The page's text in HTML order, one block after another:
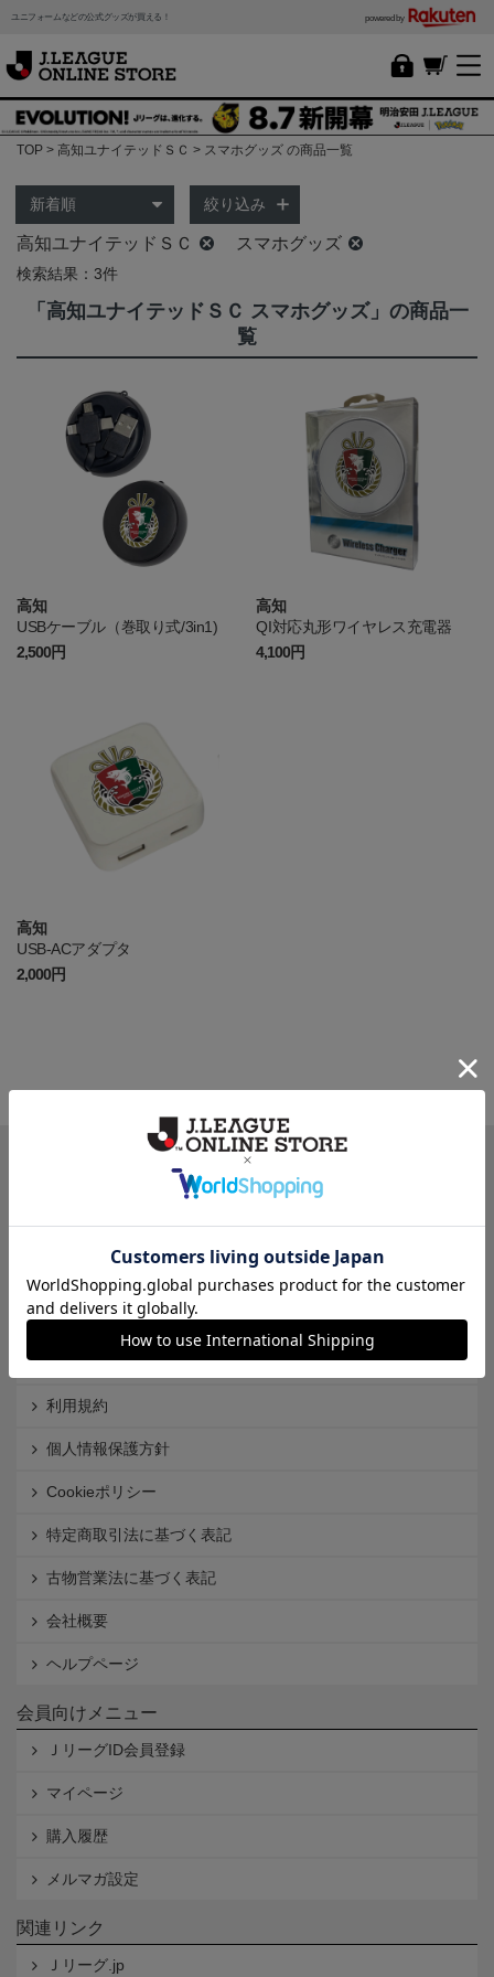
ユニフォームなどの公式グッズが買える！ powered by
TOP 高知ユナイテッドＳＣ スマホグッズ の商品一覧
絞り込み
高知ユナイテッドＳＣ スマホグッズ
検索結果：3件
「高知ユナイテッドＳＣ スマホグッズ」の商品一
覧
高知
USBケーブル（巻取り式/3in1)
2,500円
高知
QI対応丸形ワイヤレス充電器
4,100円
高知
USB-ACアダプタ
2,000円
Ｊ3
インフォメーション
Ｊリーグオンラインストアとは
利用規約
個人情報保護方針
Cookieポリシー
特定商取引法に基づく表記
古物営業法に基づく表記
会社概要
ヘルプページ
会員向けメニュー
ＪリーグID会員登録
マイページ
購入履歴
メルマガ設定
関連リンク
Ｊリーグ.jp